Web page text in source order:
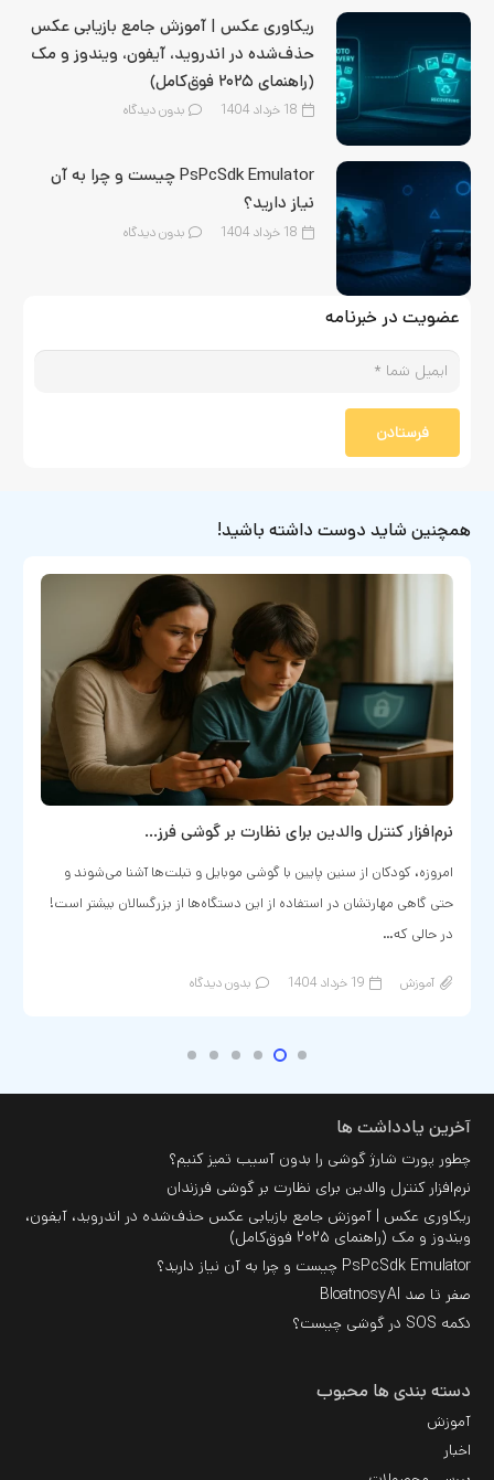
ریکاوری عکس | آموزش جامع بازیابی عکس
حذف‌شده در اندروید، آیفون، ویندوز و مک
(راهنمای ۲۰۲۵ فوق‌کامل)
18 خرداد 1404 بدون دیدگاه
PsPcSdk Emulator چیست و چرا به آن
نیاز دارید؟
18 خرداد 1404 بدون دیدگاه
عضویت در خبرنامه
فرستادن
همچنین شاید دوست داشته باشید!
نرم‌افزار کنترل والدین برای نظارت بر گوشی فرز…
امروزه، کودکان از سنین پایین با گوشی‌ موبایل و تبلت‌ها آشنا می‌شوند و
حتی گاهی مهارتشان در استفاده از این دستگاه‌ها از بزرگسالان بیشتر است!
در حالی که…
آموزش 19 خرداد 1404 بدون دیدگاه
آخرین یادداشت ها
چطور پورت شارژ گوشی را بدون آسیب تمیز کنیم؟
نرم‌افزار کنترل والدین برای نظارت بر گوشی فرزندان
ریکاوری عکس | آموزش جامع بازیابی عکس حذف‌شده در اندروید، آیفون،
ویندوز و مک (راهنمای ۲۰۲۵ فوق‌کامل)
PsPcSdk Emulator چیست و چرا به آن نیاز دارید؟
صفر تا صد BloatnosyAI
دکمه SOS در گوشی چیست؟
دسته بندی ها محبوب
آموزش
اخبار